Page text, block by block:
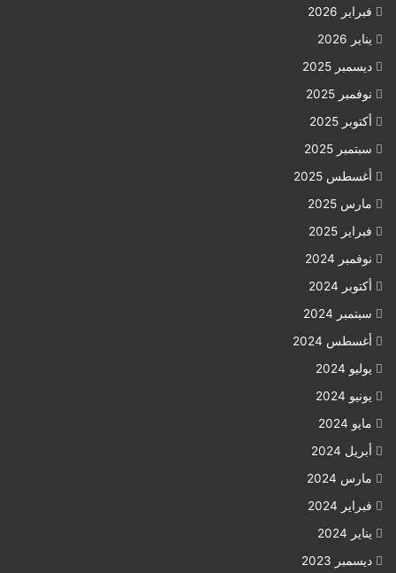
فبراير 2026
يناير 2026
ديسمبر 2025
نوفمبر 2025
أكتوبر 2025
سبتمبر 2025
أغسطس 2025
مارس 2025
فبراير 2025
نوفمبر 2024
أكتوبر 2024
سبتمبر 2024
أغسطس 2024
يوليو 2024
يونيو 2024
مايو 2024
أبريل 2024
مارس 2024
فبراير 2024
يناير 2024
ديسمبر 2023